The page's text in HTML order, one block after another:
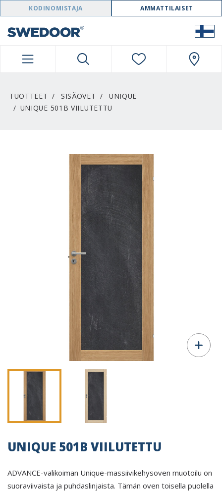
SWEDOOR NAVIGATION
KODINOMISTAJA AMMATTILAISET
TUOTTEET SISÄOVET
UNIQUE
UNIQUE 501B VIILUTETTU
UNIQUE 501B VIILUTETTU
ADVANCE-valikoiman Unique-massiivikehysoven muotoilu on
suoraviivaista ja puhdaslinjaista. Tämän oven toisella puolella